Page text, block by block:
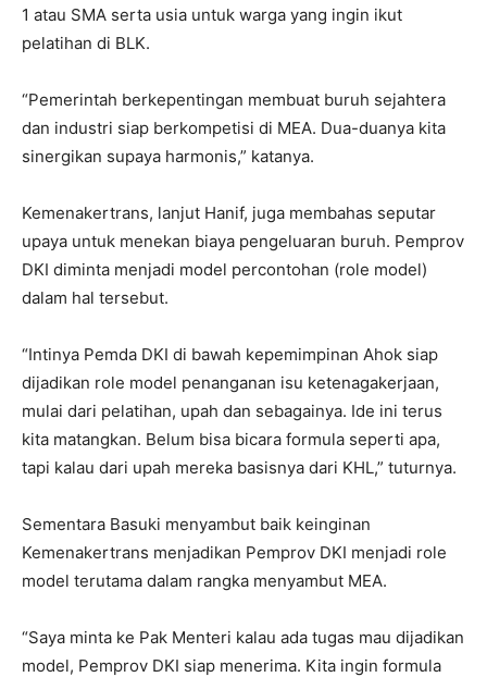
1 atau SMA serta usia untuk warga yang ingin ikut
pelatihan di BLK.
“Pemerintah berkepentingan membuat buruh sejahtera
dan industri siap berkompetisi di MEA. Dua-duanya kita
sinergikan supaya harmonis,” katanya.
Kemenakertrans, lanjut Hanif, juga membahas seputar
upaya untuk menekan biaya pengeluaran buruh. Pemprov
DKI diminta menjadi model percontohan (role model)
dalam hal tersebut.
“Intinya Pemda DKI di bawah kepemimpinan Ahok siap
dijadikan role model penanganan isu ketenagakerjaan,
mulai dari pelatihan, upah dan sebagainya. Ide ini terus
kita matangkan. Belum bisa bicara formula seperti apa,
tapi kalau dari upah mereka basisnya dari KHL,” tuturnya.
Sementara Basuki menyambut baik keinginan
Kemenakertrans menjadikan Pemprov DKI menjadi role
model terutama dalam rangka menyambut MEA.
“Saya minta ke Pak Menteri kalau ada tugas mau dijadikan
model, Pemprov DKI siap menerima. Kita ingin formula